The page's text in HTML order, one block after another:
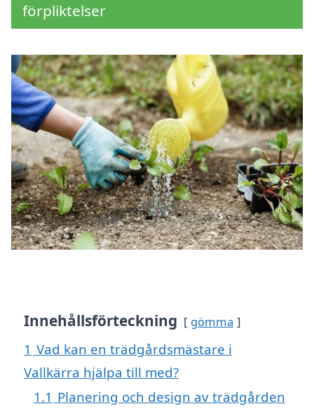
förpliktelser
Innehållsförteckning gömma
1 Vad kan en trädgårdsmästare i
Vallkärra hjälpa till med?
1.1 Planering och design av trädgården